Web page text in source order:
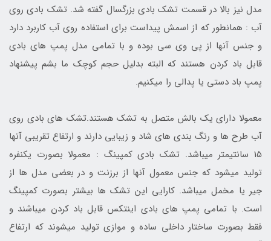
مدل نیز بالا در قسمت تشک بادی بزرگسال گفته شد. تشک بادی روی
آب : همانطور که از اسمش پیداست برای استفاده روی آب کاربرد دارد
و جنس آنها از پی وی سی بوده و با تمامی مدل پمپ های بادی
قابل باد کردن هستند که البته بدلیل حجم کوچک ما بشم پیشنهاد
پمپ باد دستی یا پدالی را میکنیم.
معمولا دارای یک بالش متصل به تشک هستند.تشک های بادی روی
آب طرح ها و رنگ بندی های شاد و زیبایی دارند و ارتفاع تقریبی آنها
15 سانتیمتر میباشد. تشک بادی کمپینگ : معمولا بصورت یکنفره
تولید میشود که جنس معمول آنها از برزنت و در بعضی مدل ها از
جیر یا مخمل میباشد. کارایی این تشک ها بیشتر بصورت کمپینگ
است. با تمامی پمپ های بادی اینتکس قابل باد کردن میباشند و
فقط بصورت ساختار داخلی ساده و موازی تولید میشوند که ارتفاع